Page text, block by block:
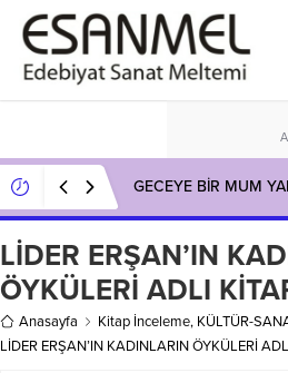
GECEYE BİR MUM
LİDER ERŞAN’IN
ÖYKÜLERİ ADLI
Anasayfa Kitap İnceleme, KÜLTÜR-
LİDER ERŞAN’IN KADINLARIN ÖYKÜLERİ